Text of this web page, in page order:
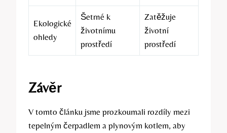
Ekologické
ohledy
Šetrné k
životnímu
prostředí
Zatěžuje
životní
prostředí
Závěr
V tomto článku jsme prozkoumali rozdíly mezi
tepelným čerpadlem a plynovým kotlem, aby